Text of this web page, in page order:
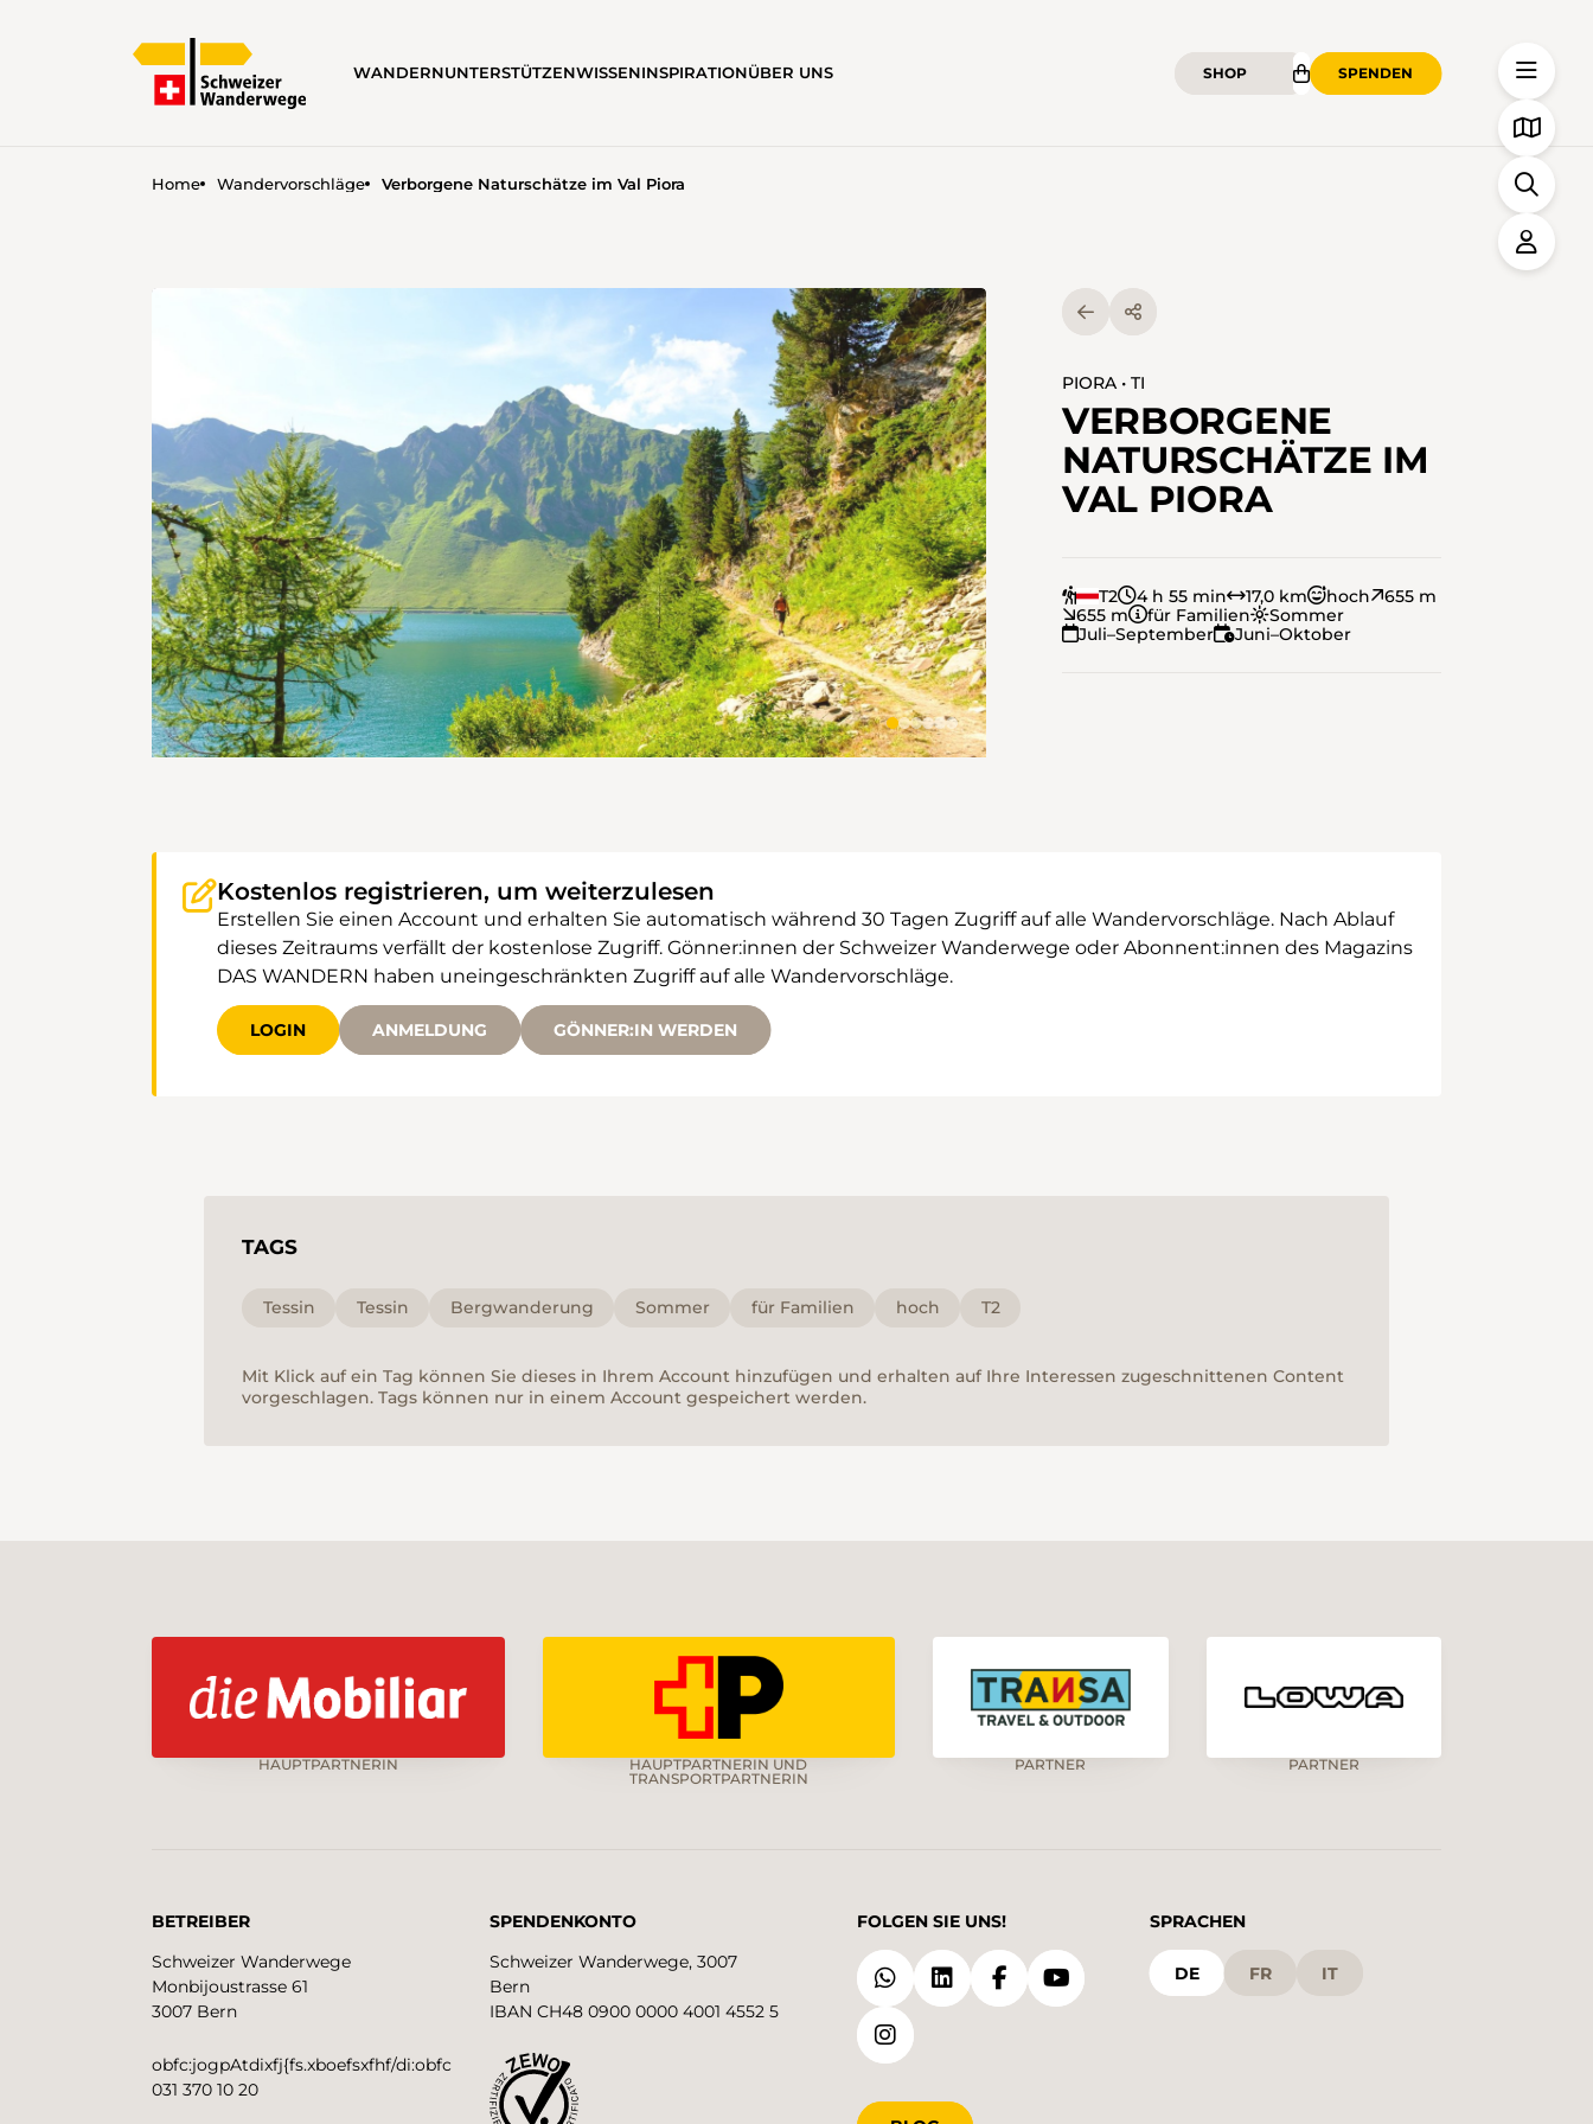
WANDERNUNTERSTÜTZENWISSENINSPIRATIONÜBER UNS SHOP SPENDEN
Home Wandervorschläge Verborgene Naturschätze im Val Piora
PIORA • TI
VERBORGENE
NATURSCHÄTZE IM
VAL PIORA
T2 4 h 55 min 17,0 km hoch
655 m
655 m
für Familien
Sommer
Juli–September
Juni–Oktober
Kostenlos registrieren, um weiterzulesen
Erstellen Sie einen Account und erhalten Sie automatisch während 30 Tagen Zugriff auf alle Wandervorschläge. Nach Ablauf
dieses Zeitraums verfällt der kostenlose Zugriff. Gönner:innen der Schweizer Wanderwege oder Abonnent:innen des Magazins
DAS WANDERN haben uneingeschränkten Zugriff auf alle Wandervorschläge.
LOGIN ANMELDUNG GÖNNER:IN WERDEN
TAGS
Tessin Tessin Bergwanderung Sommer für Familien hoch T2
Mit Klick auf ein Tag können Sie dieses in Ihrem Account hinzufügen und erhalten auf Ihre Interessen zugeschnittenen Content
vorgeschlagen. Tags können nur in einem Account gespeichert werden.
HAUPTPARTNERIN
HAUPTPARTNERIN UND
TRANSPORTPARTNERIN
PARTNER PARTNER
BETREIBER
Schweizer Wanderwege
Monbijoustrasse 61
3007 Bern
obfc:jogpAtdixfj{fs.xboefsxfhf/di:obfc
031 370 10 20
SPENDENKONTO
Schweizer Wanderwege, 3007
Bern
IBAN CH48 0900 0000 4001 4552 5
FOLGEN SIE UNS! SPRACHEN
DE FR IT